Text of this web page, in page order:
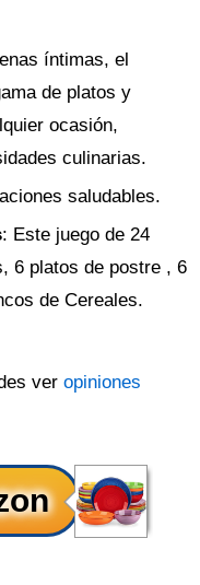
íntimas, el
de platos y
ocasión,
culinarias.
saludables.
: Este juego de 24
6 platos de postre , 6
de Cereales.
ver opiniones